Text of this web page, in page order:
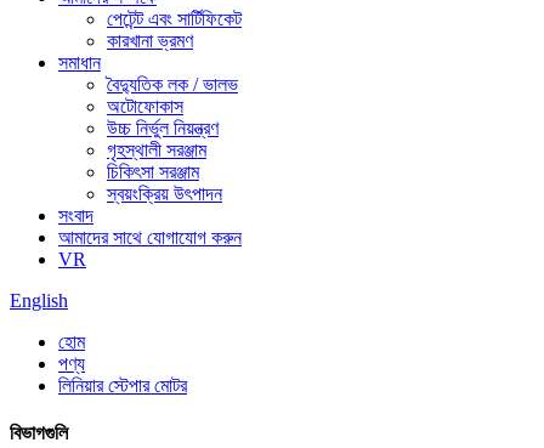
পেটেন্ট এবং সার্টিফিকেট
কারখানা ভ্রমণ
সমাধান
বৈদ্যুতিক লক / ভালভ
অটোফোকাস
উচ্চ নির্ভুল নিয়ন্ত্রণ
গৃহস্থালী সরঞ্জাম
চিকিৎসা সরঞ্জাম
স্বয়ংক্রিয় উৎপাদন
সংবাদ
আমাদের সাথে যোগাযোগ করুন
VR
English
হোম
পণ্য
লিনিয়ার স্টেপার মোটর
বিভাগগুলি